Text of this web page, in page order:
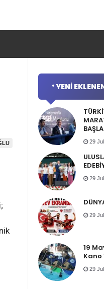
YENI
29
29
29
19
Kano
29